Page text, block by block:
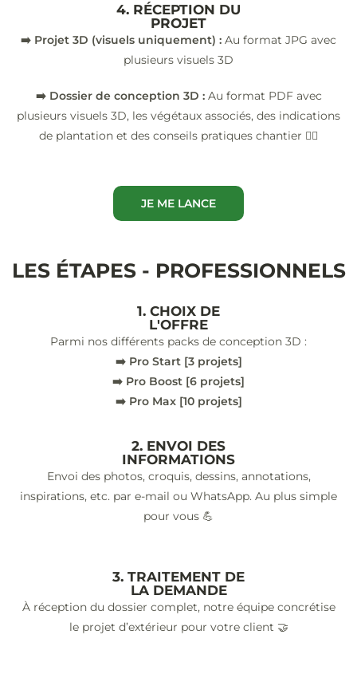
4. RÉCEPTION DU
PROJET
➡️ Projet 3D (visuels uniquement) : Au format JPG avec
plusieurs visuels 3D
➡️ Dossier de conception 3D :Au format PDF avec
plusieurs visuels 3D, les végétaux associés, des indications
de plantation et des conseils pratiques chantier 👷‍♂️
JE ME LANCE
LES ÉTAPES - PROFESSIONNELS
1. CHOIX DE
L'OFFRE
Parmi nos différents packs de conception 3D :
➡️ Pro Start [3 projets]
➡️ Pro Boost [6 projets]
➡️ Pro Max [10 projets]
2. ENVOI DES
INFORMATIONS
Envoi des photos, croquis, dessins, annotations,
inspirations, etc. par e-mail ou WhatsApp. Au plus simple
pour vous 💪
3. TRAITEMENT DE
LA DEMANDE
À réception du dossier complet, notre équipe concrétise
le projet d’extérieur pour votre client 🤝